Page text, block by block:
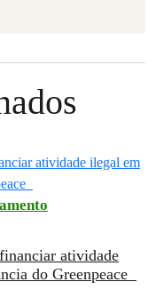
atividade
do Greenpeace